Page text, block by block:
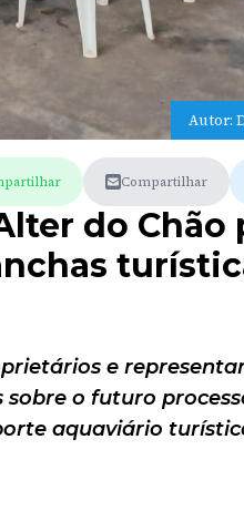
Autor:
Compartilhar
do Chão
e
o futuro
aquaviário